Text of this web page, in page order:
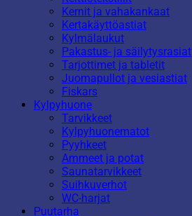
Kernit ja vahakankaat
Kertakäyttöastiat
Kylmälaukut
Pakastus- ja säilytysrasiat
Tarjottimet ja tabletit
Juomapullot ja vesiastiat
Fiskars
Kylpyhuone
Tarvikkeet
Kylpyhuonematot
Pyyhkeet
Ammeet ja potat
Saunatarvikkeet
Suihkuverhot
WC-harjat
Puutarha